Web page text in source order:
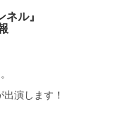
ル』
出演します！